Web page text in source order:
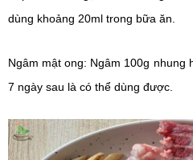
dùng khoảng 20ml trong bữa ăn.
Ngâm mật ong: Ngâm 100g nhung
7 ngày sau là có thể dùng được.